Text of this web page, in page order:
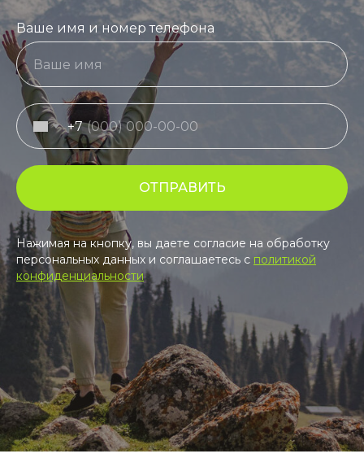
Ваше имя и номер телефона
+7
ОТПРАВИТЬ
Нажимая на кнопку, вы даете согласие на обработку
персональных данных и соглашаетесь c политикой
конфиденциальности